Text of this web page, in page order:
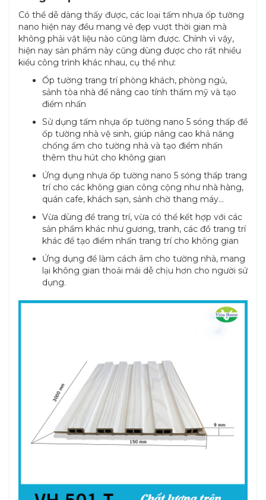
Có thể dễ dàng thấy được, các loại tấm nhựa ốp tường
nano hiện nay đều mang vẻ đẹp vượt thời gian mà
không phải vật liệu nào cũng làm được. Chính vì vậy,
hiện nay sản phẩm này cũng dùng được cho rất nhiều
kiểu công trình khác nhau, cụ thể như:
Ốp tường trang trí phòng khách, phòng ngủ,
sảnh tòa nhà để nâng cao tính thẩm mỹ và tạo
điểm nhấn
Sử dụng tấm nhựa ốp tường nano 5 sóng thấp để
ốp tường nhà vệ sinh, giúp nâng cao khả năng
chống ẩm cho tường nhà và tạo điểm nhấn
thêm thu hút cho không gian
Ứng dụng nhựa ốp tường nano 5 sóng thấp trang
trí cho các không gian công cộng như nhà hàng,
quán cafe, khách sạn, sảnh chờ thang máy…
Vừa dùng để trang trí, vừa có thể kết hợp với các
sản phẩm khác như gương, tranh, các đồ trang trí
khác để tạo điểm nhấn trang trí cho không gian
Ứng dụng để làm cách âm cho tường nhà, mang
lại không gian thoải mái dễ chịu hơn cho người sử
dụng.